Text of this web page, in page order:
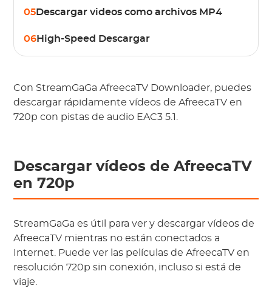
05Descargar videos como archivos MP4
06High-Speed Descargar
Con StreamGaGa AfreecaTV Downloader, puedes
descargar rápidamente vídeos de AfreecaTV en
720p con pistas de audio EAC3 5.1.
Descargar vídeos de AfreecaTV
en 720p
StreamGaGa es útil para ver y descargar vídeos de
AfreecaTV mientras no están conectados a
Internet. Puede ver las películas de AfreecaTV en
resolución 720p sin conexión, incluso si está de
viaje.